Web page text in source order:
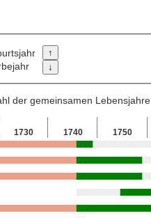
der gemeinsamen Lebensjahre
1730 1740 1750